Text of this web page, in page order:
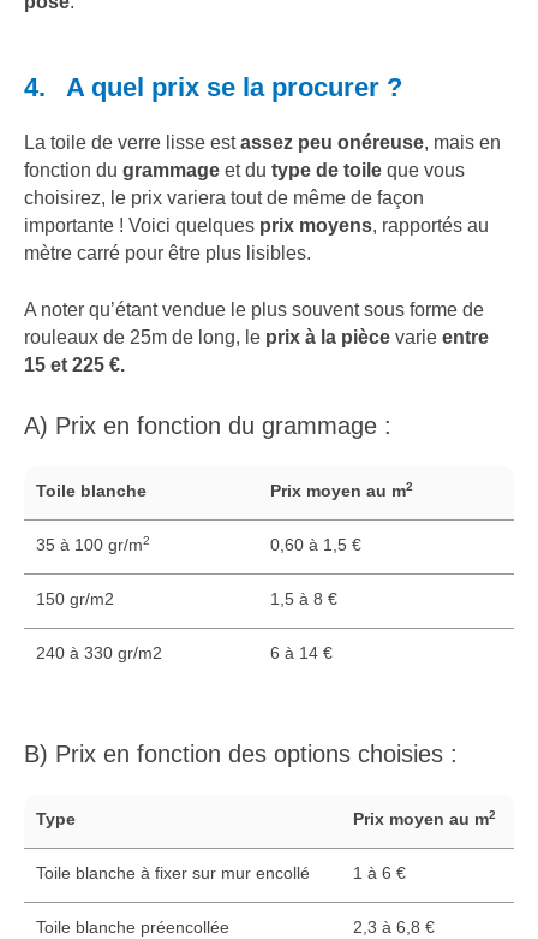
4. A quel prix se la procurer ?
La toile de verre lisse estassez peu onéreuse, mais en
fonction du grammage et du type de toile que vous
choisirez, le prix variera tout de même de façon
importante ! Voici quelques prix moyens, rapportés au
mètre carré pour être plus lisibles.
A noter qu’étant vendue le plus souvent sous forme de
rouleaux de 25m de long, le prix à la pièce varie entre
15 et 225 €.
A) Prix en fonction du grammage :
Toile blanche Prix moyen au m2
35 à 100 gr/m2 0,60 à 1,5 €
150 gr/m2 1,5 à 8 €
240 à 330 gr/m2 6 à 14 €
B) Prix en fonction des options choisies :
Type Prix moyen au m2
Toile blanche à fixer sur mur encollé 1 à 6 €
Toile blanche préencollée 2,3 à 6,8 €